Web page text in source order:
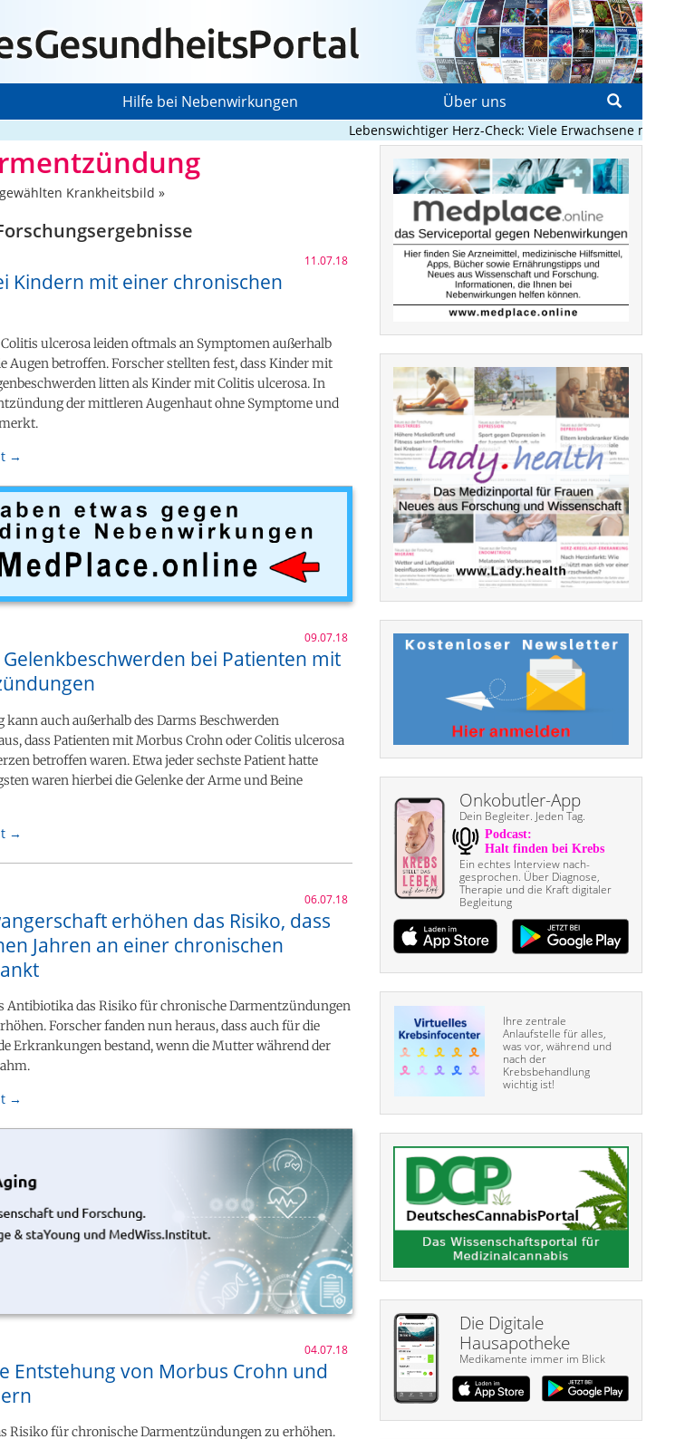
Hilfe bei Nebenwirkungen Über uns
Lebenswichtiger Herz-Check: Viele Erwachsene mit
Krankheitsbild »
11.07.18
Kindern mit einer chronischen
ulcerosa leiden oftmals an Symptomen außerhalb
Augen betroffen. Forscher stellten fest, dass Kinder mit
litten als Kinder mit Colitis ulcerosa. In
der mittleren Augenhaut ohne Symptome und
→
09.07.18
bei Patienten mit
auch außerhalb des Darms Beschwerden
dass Patienten mit Morbus Crohn oder Colitis ulcerosa
betroffen waren. Etwa jeder sechste Patient hatte
waren hierbei die Gelenke der Arme und Beine
→
06.07.18
erhöhen das Risiko, dass
Jahren an einer chronischen
Antibiotika das Risiko für chronische Darmentzündungen
Forscher fanden nun heraus, dass auch für die
Erkrankungen bestand, wenn die Mutter während der
→
04.07.18
Entstehung von Morbus Crohn und
Risiko für chronische Darmentzündungen zu erhöhen.
Onkobutler-App
Dein Begleiter. Jeden Tag.
Ein echtes Interview nach­
gesprochen. Über Diagnose,
Therapie und die Kraft digitaler
Begleitung
Ihre zentrale
Anlaufstelle für alles,
was vor, während und
nach der
Krebsbehandlung
wichtig ist!
Die Digitale
Hausapotheke
Medikamente immer im Blick